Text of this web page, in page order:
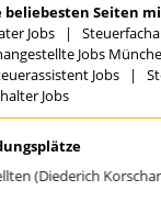
beliebesten Seiten
Jobs |
Jobs
Jobs |
Jobs
Korschan